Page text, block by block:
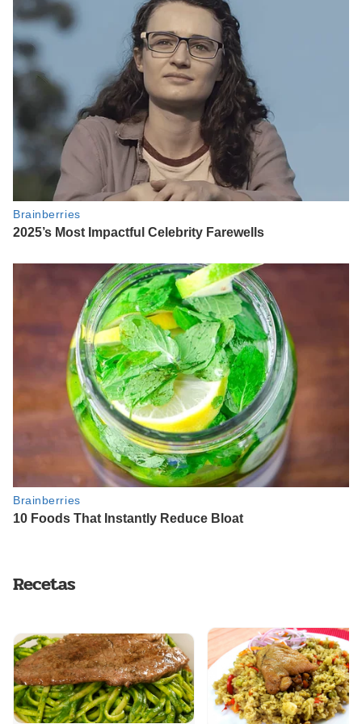
Recetas